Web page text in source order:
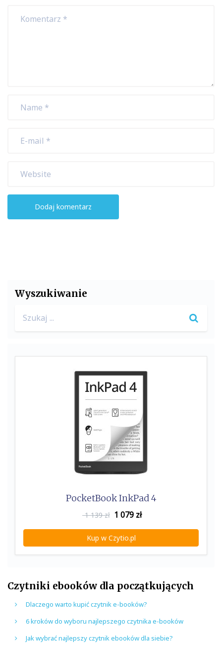
Wyszukiwanie
for:
PocketBook InkPad 4
1 139 zł 1 079zł
Kup w Czytio.pl
Czytniki ebooków dla początkujących
Dlaczego warto kupić czytnik e-booków?
6 kroków do wyboru najlepszego czytnika e-booków
Jak wybrać najlepszy czytnik ebooków dla siebie?